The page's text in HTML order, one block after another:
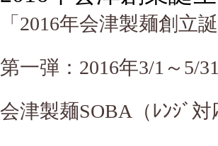
「2016年会津製麺創立
第一弾：2016年3/1～5/
会津製麺SOBA（ﾚﾝｼﾞ